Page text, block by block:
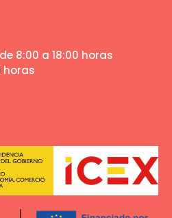
8:00 a 18:00 horas
horas